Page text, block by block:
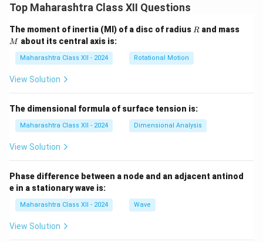
Top Maharashtra Class XII Questions
The moment of inertia (MI) of a disc of radius R
R and mass
M about its central axis is:
Maharashtra Class XII - 2024 Rotational Motion
View Solution
The dimensional formula of surface tension is:
Maharashtra Class XII - 2024 Dimensional Analysis
View Solution
Phase difference between a node and an adjacent antinod
e in a stationary wave is:
Maharashtra Class XII - 2024 Wave
View Solution